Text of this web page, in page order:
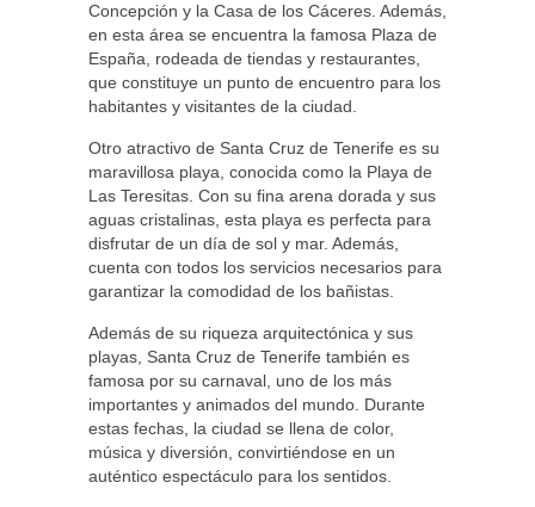
Concepción y la Casa de los Cáceres. Además,
en esta área se encuentra la famosa Plaza de
España, rodeada de tiendas y restaurantes,
que constituye un punto de encuentro para los
habitantes y visitantes de la ciudad.
Otro atractivo de Santa Cruz de Tenerife es su
maravillosa playa, conocida como la Playa de
Las Teresitas. Con su fina arena dorada y sus
aguas cristalinas, esta playa es perfecta para
disfrutar de un día de sol y mar. Además,
cuenta con todos los servicios necesarios para
garantizar la comodidad de los bañistas.
Además de su riqueza arquitectónica y sus
playas, Santa Cruz de Tenerife también es
famosa por su carnaval, uno de los más
importantes y animados del mundo. Durante
estas fechas, la ciudad se llena de color,
música y diversión, convirtiéndose en un
auténtico espectáculo para los sentidos.